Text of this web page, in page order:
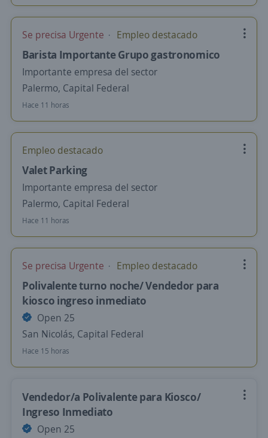
Se precisa Urgente Empleo destacado
Barista Importante Grupo gastronomico
Importante empresa del sector
Palermo, Capital Federal
Hace 11 horas
Empleo destacado
Valet Parking
Importante empresa del sector
Palermo, Capital Federal
Hace 11 horas
Se precisa Urgente Empleo destacado
Polivalente turno noche/ Vendedor para
kiosco ingreso inmediato
Open 25
San Nicolás, Capital Federal
Hace 15 horas
Vendedor/a Polivalente para Kiosco/
Ingreso Inmediato
Open 25